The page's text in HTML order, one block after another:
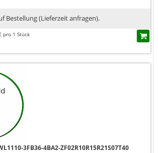
Bestellung (Lieferzeit anfragen).
pro 1 Stück
3FB36-4BA2-ZF02R10R15R21S07T40